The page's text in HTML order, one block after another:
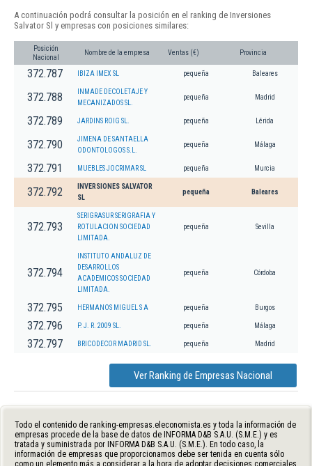
A continuación podrá consultar la posición en el ranking de Inversiones
Salvator Sl y empresas con posiciones similares:
Posición
Nacional
Nombre de la empresa Ventas (€) Provincia
372.787 IBIZA IMEX SL pequeña Baleares
372.788
INMADE DECOLETAJE Y
MECANIZADOS SL.
pequeña Madrid
372.789 JARDINS ROIG SL. pequeña Lérida
372.790
JIMENA DE SANTAELLA
ODONTOLOGOS S.L.
pequeña Málaga
372.791 MUEBLES JOCRIMAR SL pequeña Murcia
372.792
INVERSIONES SALVATOR
SL
pequeña Baleares
372.793
SERIGRASUR SERIGRAFIA Y
ROTULACION SOCIEDAD
LIMITADA.
pequeña Sevilla
372.794
INSTITUTO ANDALUZ DE
DESARROLLOS
ACADEMICOS SOCIEDAD
LIMITADA.
pequeña Córdoba
372.795 HERMANOS MIGUEL S A pequeña Burgos
372.796 P. J. R. 2009 SL. pequeña Málaga
372.797 BRICODECOR MADRID SL. pequeña Madrid
Ver Ranking de Empresas Nacional
Todo el contenido de ranking-empresas.eleconomista.es y toda la información de
empresas procede de la base de datos de INFORMA D&B S.A.U. (S.M.E.) y es
tratada y suministrada por INFORMA D&B S.A.U. (S.M.E.). En todo caso, la
información de empresas que proporcionamos debe ser tenida en cuenta sólo
como un elemento más a considerar a la hora de adoptar decisiones comerciales